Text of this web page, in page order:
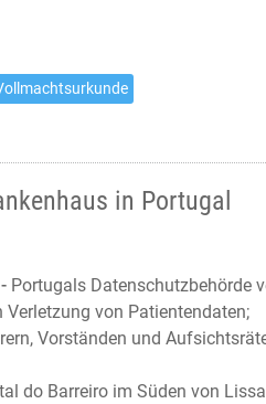
in Portugal
Portugals Datenschutzbehörde
von Patientendaten;
Vorständen und
do Barreiro im Süden von